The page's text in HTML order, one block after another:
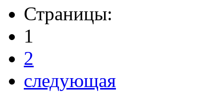
Страницы:
1
2
следующая